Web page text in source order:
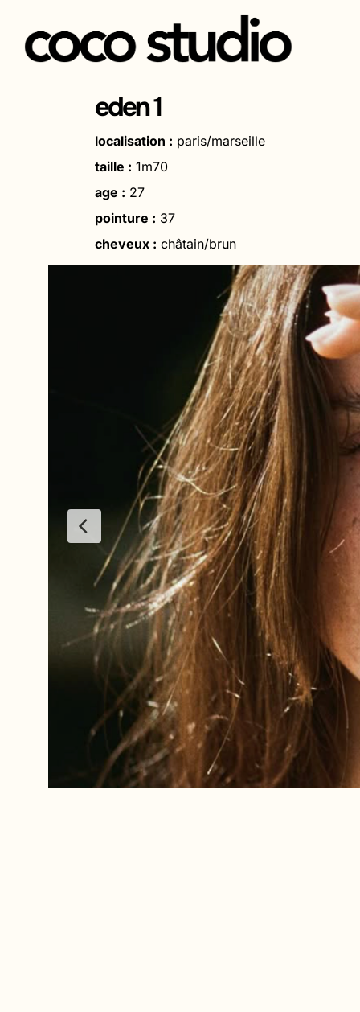
Aller
eden1
localisation : paris/marseille
taille : 1m70
age : 27
pointure : 37
cheveux : châtain/brun